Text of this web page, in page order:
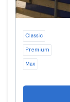
Classic
Premium
Max